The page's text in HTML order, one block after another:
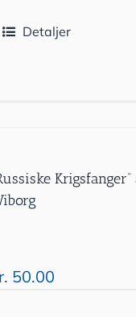
Detaljer
Krigsfanger”
50.00